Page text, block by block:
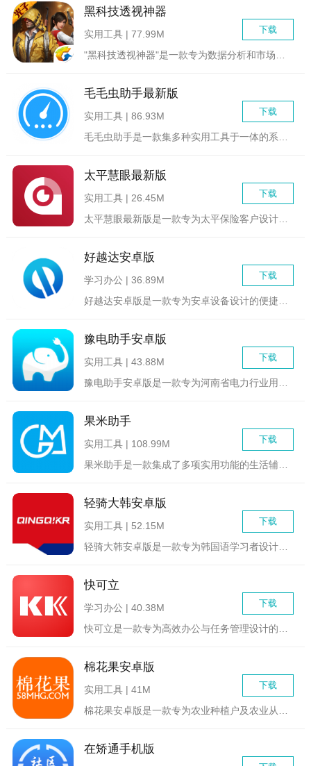
黑科技透视神器
下载
实用工具 | 77.99M
毛毛虫助手最新版
下载
实用工具 | 86.93M
太平慧眼最新版
下载
实用工具 | 26.45M
好越达安卓版
下载
学习办公 | 36.89M
豫电助手安卓版
下载
实用工具 | 43.88M
果米助手
下载
实用工具 | 108.99M
轻骑大韩安卓版
下载
实用工具 | 52.15M
快可立
下载
学习办公 | 40.38M
棉花果安卓版
下载
实用工具 | 41M
在矫通手机版